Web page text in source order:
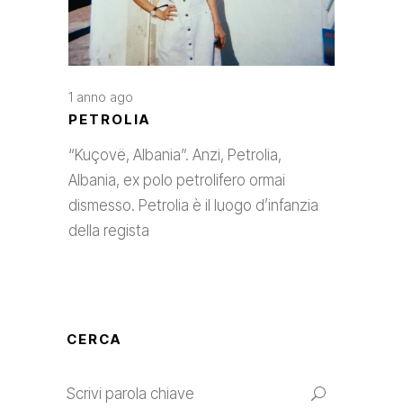
1 anno ago
PETROLIA
“Kuçovë, Albania”. Anzi, Petrolia,
Albania, ex polo petrolifero ormai
dismesso. Petrolia è il luogo d’infanzia
della regista
CERCA